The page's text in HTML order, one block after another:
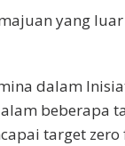
yang
dalam
beberapa
target zero